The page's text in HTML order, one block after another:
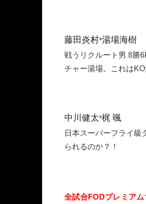
藤田炎村×湯場海樹
戦うリクルート男 8勝
チャー湯場。これはKO
中川健太×梶 颯
日本スーパーフライ級
られるのか？！
全試合FODプレミア